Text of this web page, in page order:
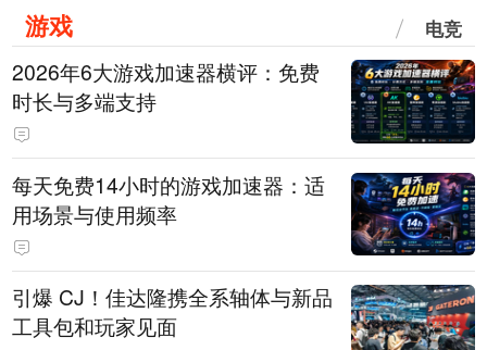
游戏 电竞
2026年6大游戏加速器横评：免费
时长与多端支持
每天免费14小时的游戏加速器：适
用场景与使用频率
引爆 CJ！佳达隆携全系轴体与新品
工具包和玩家见面